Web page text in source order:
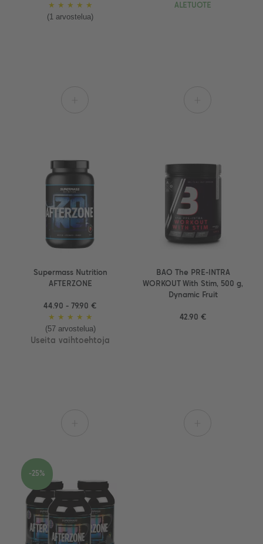
★ ★ ★ ★ ★
(1 arvostelua)
ALETUOTE
Supermass Nutrition
AFTERZONE
44.90 - 79.90 €
★ ★ ★ ★ ★
(57 arvostelua)
Useita vaihtoehtoja
BAO The PRE-INTRA
WORKOUT With Stim, 500 g,
Dynamic Fruit
42.90 €
-25%